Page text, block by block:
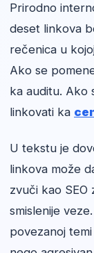
Prirodno
deset linkova
rečenica u
Ako se
ka auditu. Ako
linkovati ka
U tekstu je
linkova može
zvuči kao SEO
smislenije
povezanoj